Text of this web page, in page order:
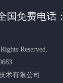
国免费电话：
Reserved.
术有限公司